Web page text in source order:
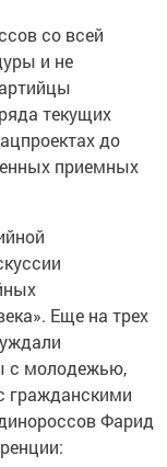
со всей
и не
текущих
до
приемных
Еще на трех
с молодежью,
гражданскими
Фарид